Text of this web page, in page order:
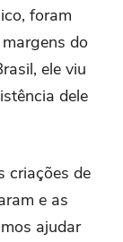
foram
do
ele viu
dele
criações de
e as
ajudar